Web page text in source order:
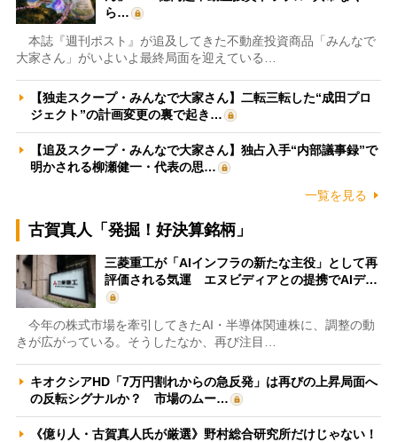
ら…
本誌『週刊ポスト』が追及してきた不動産投資商品「みんなで
大家さん」がいよいよ最終局面を迎えている…
【独走スクープ・みんなで大家さん】二転三転した“成田プロ
ジェクト”の計画変更の裏で起き…
【追及スクープ・みんなで大家さん】独占入手“内部議事録”で
明かされる柳瀬健一・代表の思…
一覧を見る
古賀真人「発掘！好決算銘柄」
三菱重工が「AIインフラの新たな主役」として再
評価される気運 エヌビディアとの提携でAIデ…
今年の株式市場を牽引してきたAI・半導体関連株に、調整の動
きが広がっている。そうしたなか、再び注目…
キオクシアHD「7万円割れからの急反発」は再びの上昇局面へ
の反転シグナルか？ 市場のムー…
《億り人・古賀真人氏が厳選》野村総合研究所だけじゃない！